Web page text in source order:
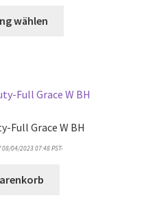
wählen
Full Grace W BH
08/04/2023 07:48 PST-